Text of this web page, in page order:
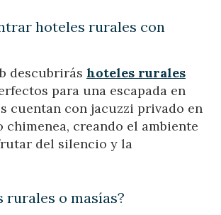
hoteles rurales con
descubrirás hoteles rurales
para una escapada en
cuentan con jacuzzi privado en
chimenea, creando el ambiente
del silencio y la
rurales o masías?